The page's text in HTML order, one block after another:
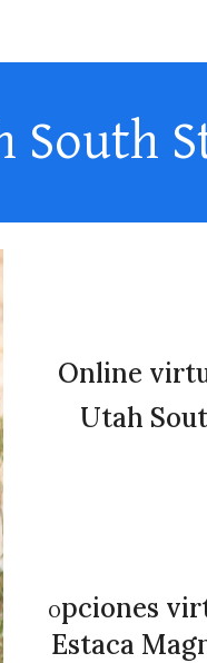
South
Online
Utah
Opciones
Estaca